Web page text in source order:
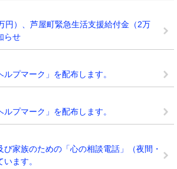
円）、芦屋町緊急生活支援給付金（2万
らせ
プマーク」を配布します。
プマーク」を配布します。
家族のための「心の相談電話」（夜間・
ます。